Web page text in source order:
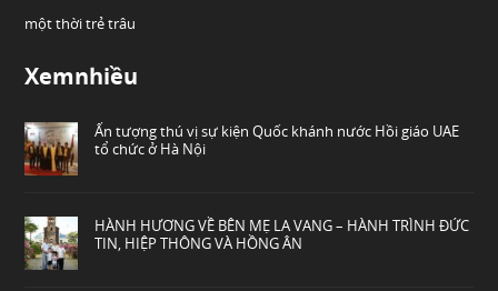
một thời trẻ trâu
Xemnhiều
Ấn tượng thú vị sự kiện Quốc khánh nước Hồi giáo UAE
tổ chức ở Hà Nội
HÀNH HƯƠNG VỀ BÊN MẸ LA VANG – HÀNH TRÌNH ĐỨC
TIN, HIỆP THÔNG VÀ HỒNG ÂN